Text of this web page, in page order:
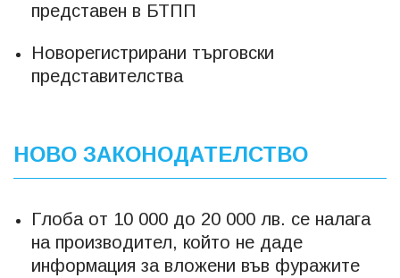
представен в БТПП
Новорегистрирани търговски
представителства
НОВО ЗАКОНОДАТЕЛСТВО
Глоба от 10 000 до 20 000 лв. се налага
на производител, който не даде
информация за вложени във фуражите